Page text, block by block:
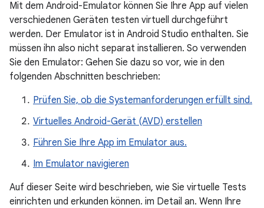
Mit dem Android-Emulator können Sie Ihre App auf vielen
verschiedenen Geräten testen virtuell durchgeführt
werden. Der Emulator ist in Android Studio enthalten. Sie
müssen ihn also nicht separat installieren. So verwenden
Sie den Emulator: Gehen Sie dazu so vor, wie in den
folgenden Abschnitten beschrieben:
Prüfen Sie, ob die Systemanforderungen erfüllt sind.
Virtuelles Android-Gerät (AVD) erstellen
Führen Sie Ihre App im Emulator aus.
Im Emulator navigieren
Auf dieser Seite wird beschrieben, wie Sie virtuelle Tests
einrichten und erkunden können. im Detail an. Wenn Ihre